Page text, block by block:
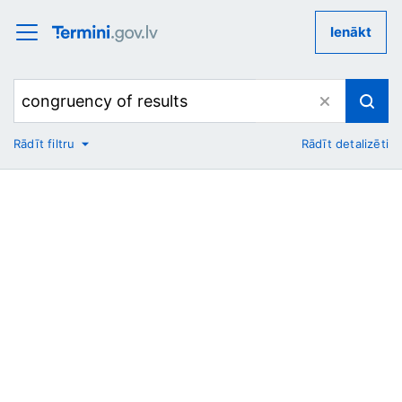
Ienākt
No
Rādīt filtru Rādīt detalizēti